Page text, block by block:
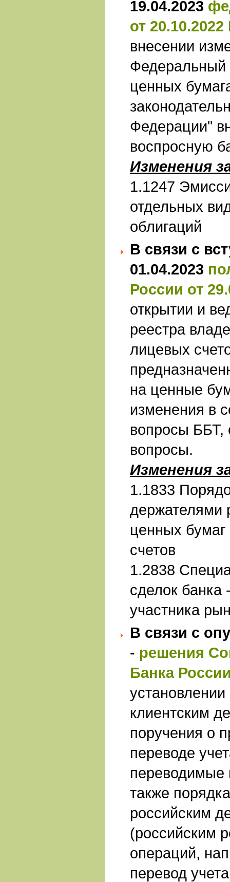
19.04.2023
от
внесении
Федеральный
ценных
Федерации"
воспросную
Изменения
1.1247
отдельных
облигаций
В связи с
01.04.2023
России от
открытии и
реестра
лицевых
на ценные
изменения в
вопросы ББТ,
вопросы.
Изменения
1.1833
держателями
ценных
счетов
1.2838
сделок банка
участника
В связи с
- решения
Банка
клиентским
поручения о
переводе
переводимые
также
российским
(российским
операций,
перевод